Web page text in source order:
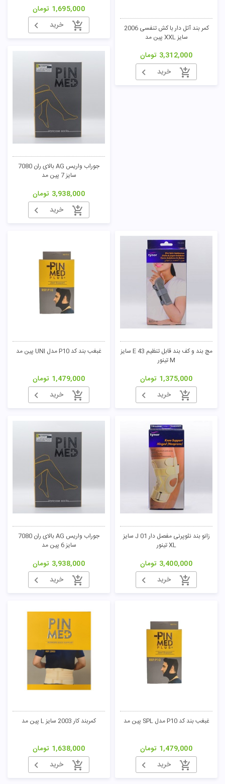
کمر بند آتل دار با کش تنفسی 2006
سایز XXL پین مد
3,312,000 تومان
خرید
1,695,000 تومان
خرید
جوراب واریس AG بالای ران 7080
سایز 7 پین مد
3,938,000 تومان
خرید
مچ بند و کف بند قابل تنظیم E 43 سایز
M تینور
1,375,000 تومان
خرید
غبغب بند کد P10 مدل UNI پین مد
1,479,000 تومان
خرید
زانو بند نئوپرنی مفصل دار J 01 سایز
XL تینور
3,400,000 تومان
خرید
جوراب واریس AG بالای ران 7080
سایز 6 پین مد
3,938,000 تومان
خرید
غبغب بند کد P10 مدل SPL پین مد
1,479,000 تومان
خرید
کمربند کار 2003 سایز L پین مد
1,638,000 تومان
خرید